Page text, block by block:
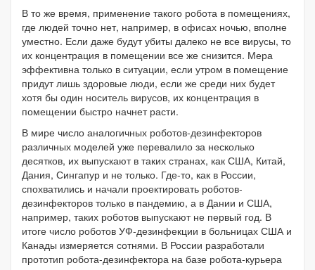
В то же время, применение такого робота в помещениях,
где людей точно нет, например, в офисах ночью, вполне
уместно. Если даже будут убиты далеко не все вирусы, то
их концентрация в помещении все же снизится. Мера
эффективна только в ситуации, если утром в помещение
придут лишь здоровые люди, если же среди них будет
хотя бы один носитель вирусов, их концентрация в
помещении быстро начнет расти.
В мире число аналогичных роботов-дезинфекторов
различных моделей уже перевалило за несколько
десятков, их выпускают в таких странах, как США, Китай,
Дания, Сингапур и не только. Где-то, как в России,
спохватились и начали проектировать роботов-
дезинфекторов только в пандемию, а в Дании и США,
например, таких роботов выпускают не первый год. В
итоге число роботов УФ-дезинфекции в больницах США и
Канады измеряется сотнями. В России разработали
прототип робота-дезинфектора на базе робота-курьера